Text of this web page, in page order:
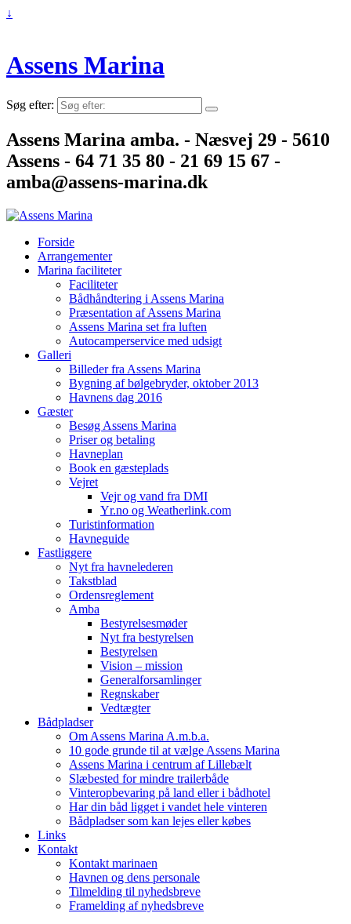
↓
Assens Marina
Søg efter:
Assens Marina amba. - Næsvej 29 - 5610
Assens - 64 71 35 80 - 21 69 15 67 -
amba@assens-marina.dk
Forside
Arrangementer
Marina faciliteter
Faciliteter
Bådhåndtering i Assens Marina
Præsentation af Assens Marina
Assens Marina set fra luften
Autocamperservice med udsigt
Galleri
Billeder fra Assens Marina
Bygning af bølgebryder, oktober 2013
Havnens dag 2016
Gæster
Besøg Assens Marina
Priser og betaling
Havneplan
Book en gæsteplads
Vejret
Vejr og vand fra DMI
Yr.no og Weatherlink.com
Turistinformation
Havneguide
Fastliggere
Nyt fra havnelederen
Takstblad
Ordensreglement
Amba
Bestyrelsesmøder
Nyt fra bestyrelsen
Bestyrelsen
Vision – mission
Generalforsamlinger
Regnskaber
Vedtægter
Bådpladser
Om Assens Marina A.m.b.a.
10 gode grunde til at vælge Assens Marina
Assens Marina i centrum af Lillebælt
Slæbested for mindre trailerbåde
Vinteropbevaring på land eller i bådhotel
Har din båd ligget i vandet hele vinteren
Bådpladser som kan lejes eller købes
Links
Kontakt
Kontakt marinaen
Havnen og dens personale
Tilmelding til nyhedsbreve
Framelding af nyhedsbreve